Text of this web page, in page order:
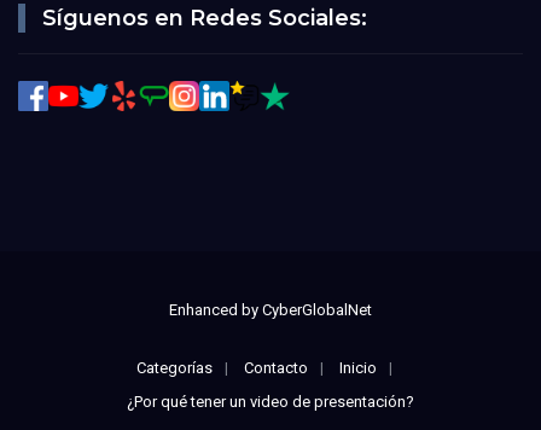
Síguenos en Redes Sociales:
Enhanced by CyberGlobalNet
Categorías Contacto
Inicio
¿Por qué tener un video de presentación?